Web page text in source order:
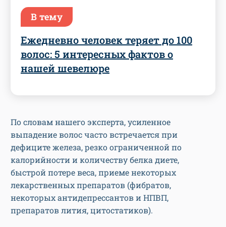
В тему
Ежедневно человек теряет до 100
волос: 5 интересных фактов о
нашей шевелюре
По словам нашего эксперта, усиленное
выпадение волос часто встречается при
дефиците железа, резко ограниченной по
калорийности и количеству белка диете,
быстрой потере веса, приеме некоторых
лекарственных препаратов (фибратов,
некоторых антидепрессантов и НПВП,
препаратов лития, цитостатиков).